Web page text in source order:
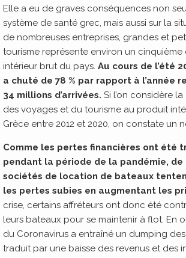
Elle a eu de graves conséquences non
système de santé grec, mais aussi sur la
de nombreuses entreprises, grandes et
tourisme représente environ un
intérieur brut du pays. Au cours de l’été
a chuté de 78 % par rapport à l’année
34 millions d’arrivées. Si l’on considère
des voyages et du tourisme au produit
Grèce entre 2012 et 2020, on constate un
Comme les pertes financières ont été
pendant la période de la pandémie, de
sociétés de location de bateaux
les pertes subies en augmentant les
crise, certains affréteurs ont donc été
leurs bateaux pour se maintenir à flot. En
du Coronavirus a entraîné un dumping des
traduit par une baisse des revenus et des